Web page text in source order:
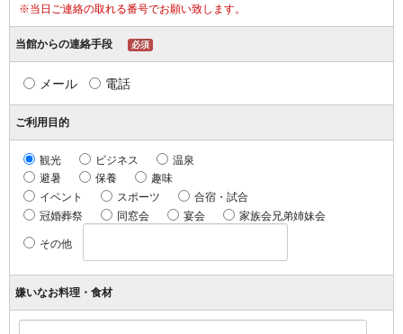
※当日ご連絡の取れる番号でお願い致します。
当館からの連絡手段 必須
メール 電話
ご利用目的
観光 ビジネス
温泉
避暑
保養
趣味
イベント
スポーツ
合宿・試合
冠婚葬祭
同窓会 宴会 家族会兄弟姉妹会
その他
嫌いなお料理・食材